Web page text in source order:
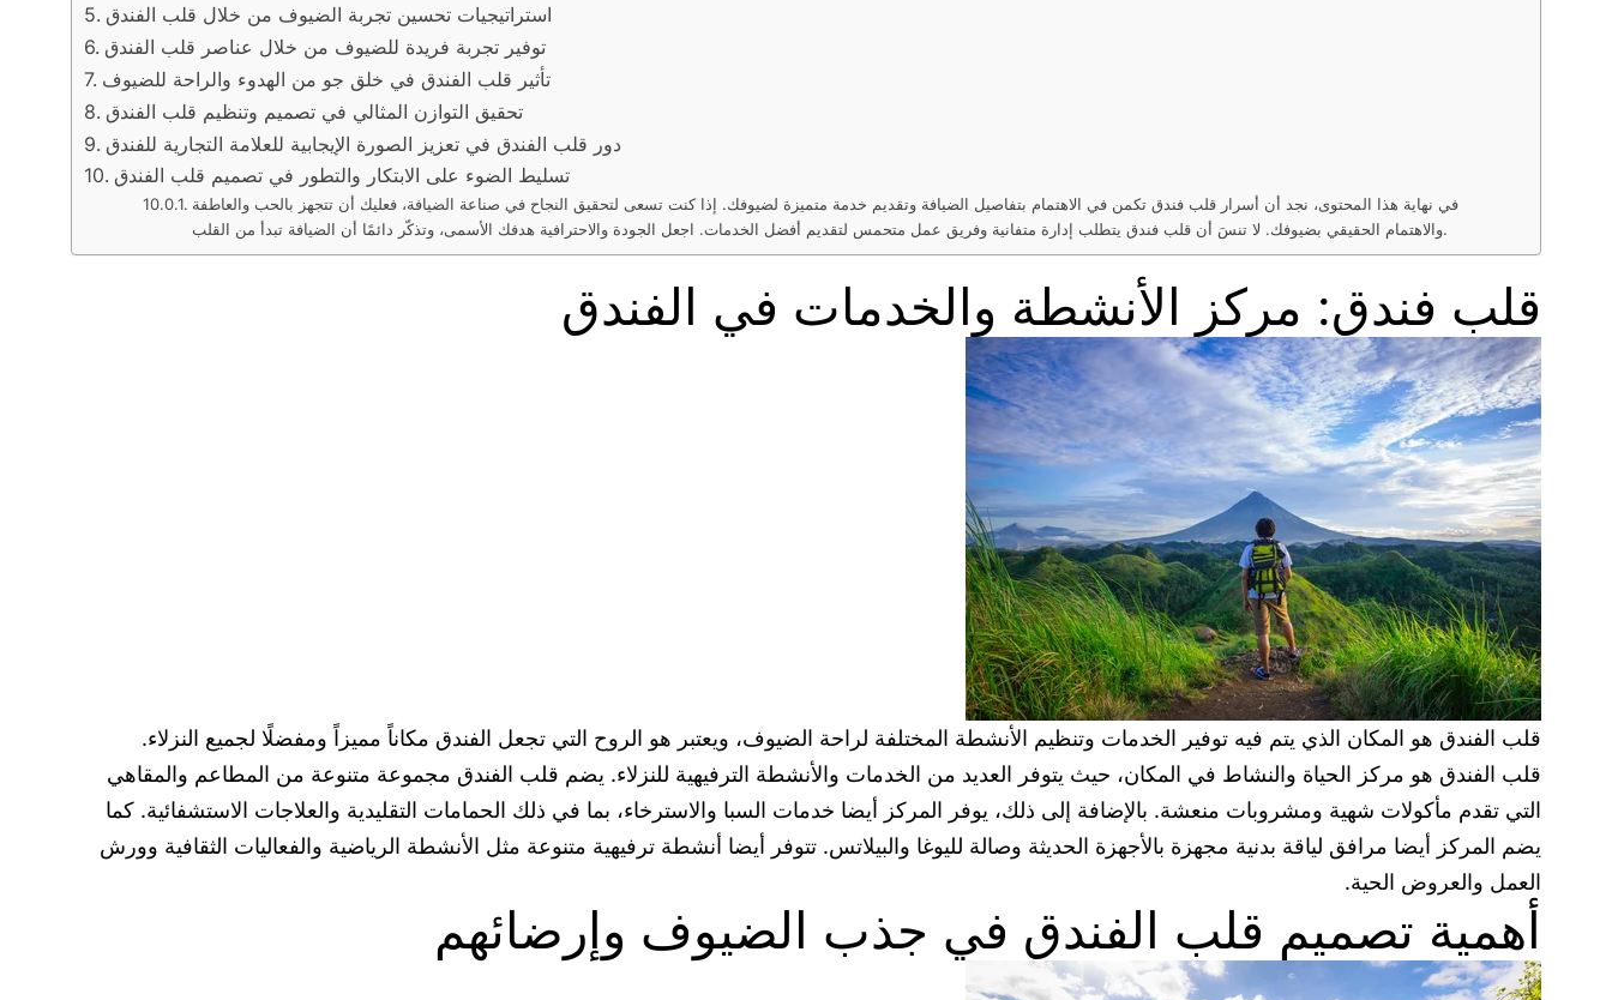
استراتيجيات تحسين تجربة الضيوف من خلال قلب الفندق
توفير تجربة فريدة للضيوف من خلال عناصر قلب الفندق
تأثير قلب الفندق في خلق جو من الهدوء والراحة للضيوف
تحقيق التوازن المثالي في تصميم وتنظيم قلب الفندق
دور قلب الفندق في تعزيز الصورة الإيجابية للعلامة التجارية للفندق
تسليط الضوء على الابتكار والتطور في تصميم قلب الفندق
في نهاية هذا المحتوى، نجد أن أسرار قلب فندق تكمن في الاهتمام بتفاصيل الضيافة وتقديم خدمة متميزة لضيوفك. إذا كنت تسعى لتحقيق النجاح في صناعة الضيافة، فعليك أن تتجهز بالحب والعاطفة
والاهتمام الحقيقي بضيوفك. لا تنسَ أن قلب فندق يتطلب إدارة متفانية وفريق عمل متحمس لتقديم أفضل الخدمات. اجعل الجودة والاحترافية هدفك الأسمى، وتذكّر دائمًا أن الضيافة تبدأ من القلب.
قلب فندق: مركز الأنشطة والخدمات في الفندق
قلب الفندق هو المكان الذي يتم فيه توفير الخدمات وتنظيم الأنشطة المختلفة لراحة الضيوف، ويعتبر هو الروح التي تجعل الفندق مكاناً مميزاً ومفضلًا لجميع النزلاء.
قلب الفندق هو مركز الحياة والنشاط في المكان، حيث يتوفر العديد من الخدمات والأنشطة الترفيهية للنزلاء. يضم قلب الفندق مجموعة متنوعة من المطاعم والمقاهي
التي تقدم مأكولات شهية ومشروبات منعشة. بالإضافة إلى ذلك، يوفر المركز أيضا خدمات السبا والاسترخاء، بما في ذلك الحمامات التقليدية والعلاجات الاستشفائية. كما
يضم المركز أيضا مرافق لياقة بدنية مجهزة بالأجهزة الحديثة وصالة لليوغا والبيلاتس. تتوفر أيضا أنشطة ترفيهية متنوعة مثل الأنشطة الرياضية والفعاليات الثقافية وورش
العمل والعروض الحية.
أهمية تصميم قلب الفندق في جذب الضيوف وإرضائهم